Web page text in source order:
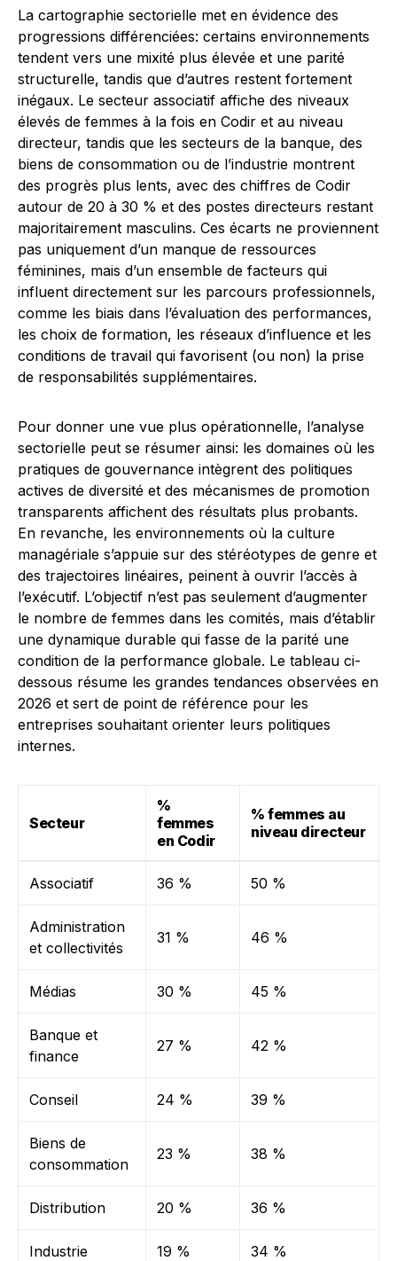
La cartographie sectorielle met en évidence des
progressions différenciées: certains environnements
tendent vers une mixité plus élevée et une parité
structurelle, tandis que d’autres restent fortement
inégaux. Le secteur associatif affiche des niveaux
élevés de femmes à la fois en Codir et au niveau
directeur, tandis que les secteurs de la banque, des
biens de consommation ou de l’industrie montrent
des progrès plus lents, avec des chiffres de Codir
autour de 20 à 30 % et des postes directeurs restant
majoritairement masculins. Ces écarts ne proviennent
pas uniquement d’un manque de ressources
féminines, mais d’un ensemble de facteurs qui
influent directement sur les parcours professionnels,
comme les biais dans l’évaluation des performances,
les choix de formation, les réseaux d’influence et les
conditions de travail qui favorisent (ou non) la prise
de responsabilités supplémentaires.
Pour donner une vue plus opérationnelle, l’analyse
sectorielle peut se résumer ainsi: les domaines où les
pratiques de gouvernance intègrent des politiques
actives de diversité et des mécanismes de promotion
transparents affichent des résultats plus probants.
En revanche, les environnements où la culture
managériale s’appuie sur des stéréotypes de genre et
des trajectoires linéaires, peinent à ouvrir l’accès à
l’exécutif. L’objectif n’est pas seulement d’augmenter
le nombre de femmes dans les comités, mais d’établir
une dynamique durable qui fasse de la parité une
condition de la performance globale. Le tableau ci-
dessous résume les grandes tendances observées en
2026 et sert de point de référence pour les
entreprises souhaitant orienter leurs politiques
internes.
Secteur
%
femmes
en Codir
% femmes au
niveau directeur
Associatif 36 % 50 %
Administration
et collectivités
31 % 46 %
Médias 30 % 45 %
Banque et
finance
27 % 42 %
Conseil 24 % 39 %
Biens de
consommation
23 % 38 %
Distribution 20 % 36 %
Industrie 19 % 34 %